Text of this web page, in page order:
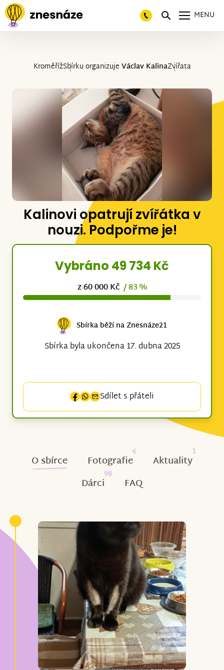
MENU
KroměřížSbírku organizuje Václav KalinaZvířata
Kalinovi opatrují zvířátka v
nouzi. Podpořme je!
Vybráno 49 734 Kč
z 60 000 Kč / 83 %
Sbírka běží na Znesnáze21
Sbírka byla ukončena 17. dubna 2025
Sdílet s přáteli
O sbírce Fotografie
6
Aktuality
1
Dárci
98
FAQ